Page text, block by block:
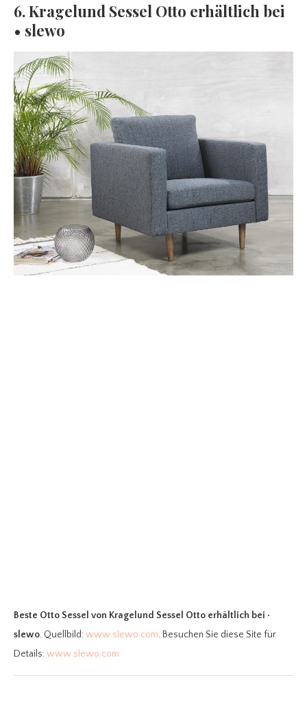
6. Kragelund Sessel Otto erhältlich bei
• slewo
Beste Otto Sessel von Kragelund Sessel Otto erhältlich bei •
slewo. Quellbild:www.slewo.com. Besuchen Sie diese Site für
Details:www.slewo.com